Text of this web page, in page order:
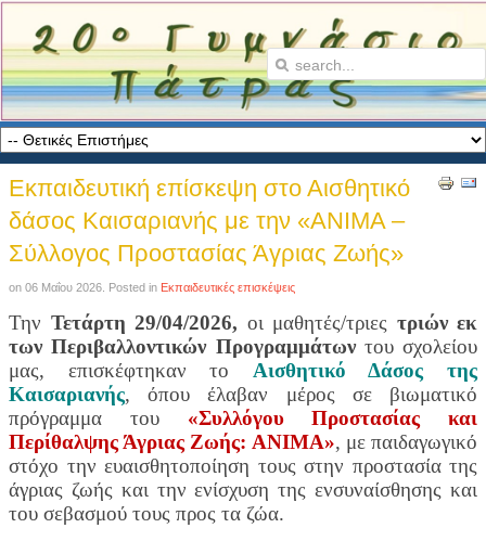
Εκπαιδευτική επίσκεψη στο Αισθητικό
δάσος Καισαριανής με την «ΑΝΙΜΑ –
Σύλλογος Προστασίας Άγριας Ζωής»
on 06 Μαΐου 2026 . Posted in Εκπαιδευτικές επισκέψεις
Την Τετάρτη 29/04/2026, οι μαθητές/τριες τριών εκ
των Περιβαλλοντικών Προγραμμάτωντου σχολείου
μας, επισκέφτηκαν το Αισθητικό Δάσος της
Καισαριανής, όπου έλαβαν μέρος σε βιωματικό
πρόγραμμα του «Συλλόγου Προστασίας και
Περίθαλψης Άγριας Ζωής: AΝΙΜΑ», με παιδαγωγικό
στόχο την ευαισθητοποίηση τους στην προστασία της
άγριας ζωής και την ενίσχυση της ενσυναίσθησης και
του σεβασμού τους προς τα ζώα.